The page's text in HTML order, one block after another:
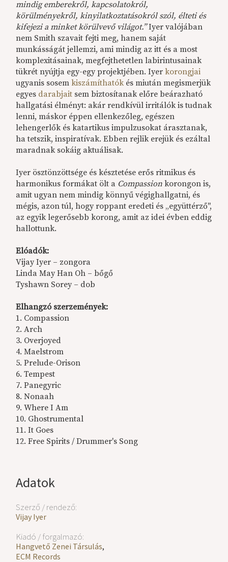
Adatok
Szerző / rendező:
Vijay Iyer
Kiadó / forgalmazó:
Hangvető Zenei Társulás,
ECM Records
mindig emberekről, kapcsolatokról,
körülményekről, kinyilatkoztatásokról szól, élteti és
kifejezi a minket körülvevő világot.”Iyer valójában
nem Smith szavait fejti meg, hanem saját
munkásságát jellemzi, ami mindig az itt és a most
komplexitásainak, megfejthetetlen labirintusainak
tükrét nyújtja egy-egy projektjében. Iyerkorongjai
ugyanis sosemkiszámíthatók és miután megismerjük
egyes darabjait sem biztosítanak előre beárazható
hallgatási élményt: akár rendkívül irritálók is tudnak
lenni, máskor éppen ellenkezőleg, egészen
lehengerlők és katartikus impulzusokat árasztanak,
ha tetszik, inspiratívak. Ebben rejlik erejük és ezáltal
maradnak sokáig aktuálisak.
Iyer ösztönzöttsége és késztetése erős ritmikus és
harmonikus formákat ölt a Compassion korongon is,
amit ugyan nem mindig könnyű végighallgatni, és
mégis, azon túl, hogy roppant eredeti és „együttérző",
az egyik legerősebb korong, amit az idei évben eddig
hallottunk.
Elóadók:
Vijay Iyer – zongora
Linda May Han Oh – bőgő
Tyshawn Sorey – dob
Elhangzó szerzemények:
1. Compassion
2. Arch
3. Overjoyed
4. Maelstrom
5. Prelude-Orison
6. Tempest
7. Panegyric
8. Nonaah
9. Where I Am
10. Ghostrumental
11. It Goes
12. Free Spirits / Drummer's Song